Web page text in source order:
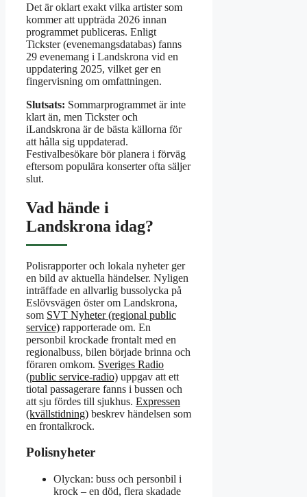
Det är oklart exakt vilka artister som
kommer att uppträda 2026 innan
programmet publiceras. Enligt
Tickster (evenemangsdatabas) fanns
29 evenemang i Landskrona vid en
uppdatering 2025, vilket ger en
fingervisning om omfattningen.
Slutsats: Sommarprogrammet är inte
klart än, men Tickster och
iLandskrona är de bästa källorna för
att hålla sig uppdaterad.
Festivalbesökare bör planera i förväg
eftersom populära konserter ofta säljer
slut.
Vad hände i
Landskrona idag?
Polisrapporter och lokala nyheter ger
en bild av aktuella händelser. Nyligen
inträffade en allvarlig bussolycka på
Eslövsvägen öster om Landskrona,
som SVT Nyheter (regional public
service) rapporterade om. En
personbil krockade frontalt med en
regionalbuss, bilen började brinna och
föraren omkom. Sveriges Radio
(public service-radio) uppgav att ett
tiotal passagerare fanns i bussen och
att sju fördes till sjukhus. Expressen
(kvällstidning) beskrev händelsen som
en frontalkrock.
Polisnyheter
Olyckan: buss och personbil i
krock – en död, flera skadade